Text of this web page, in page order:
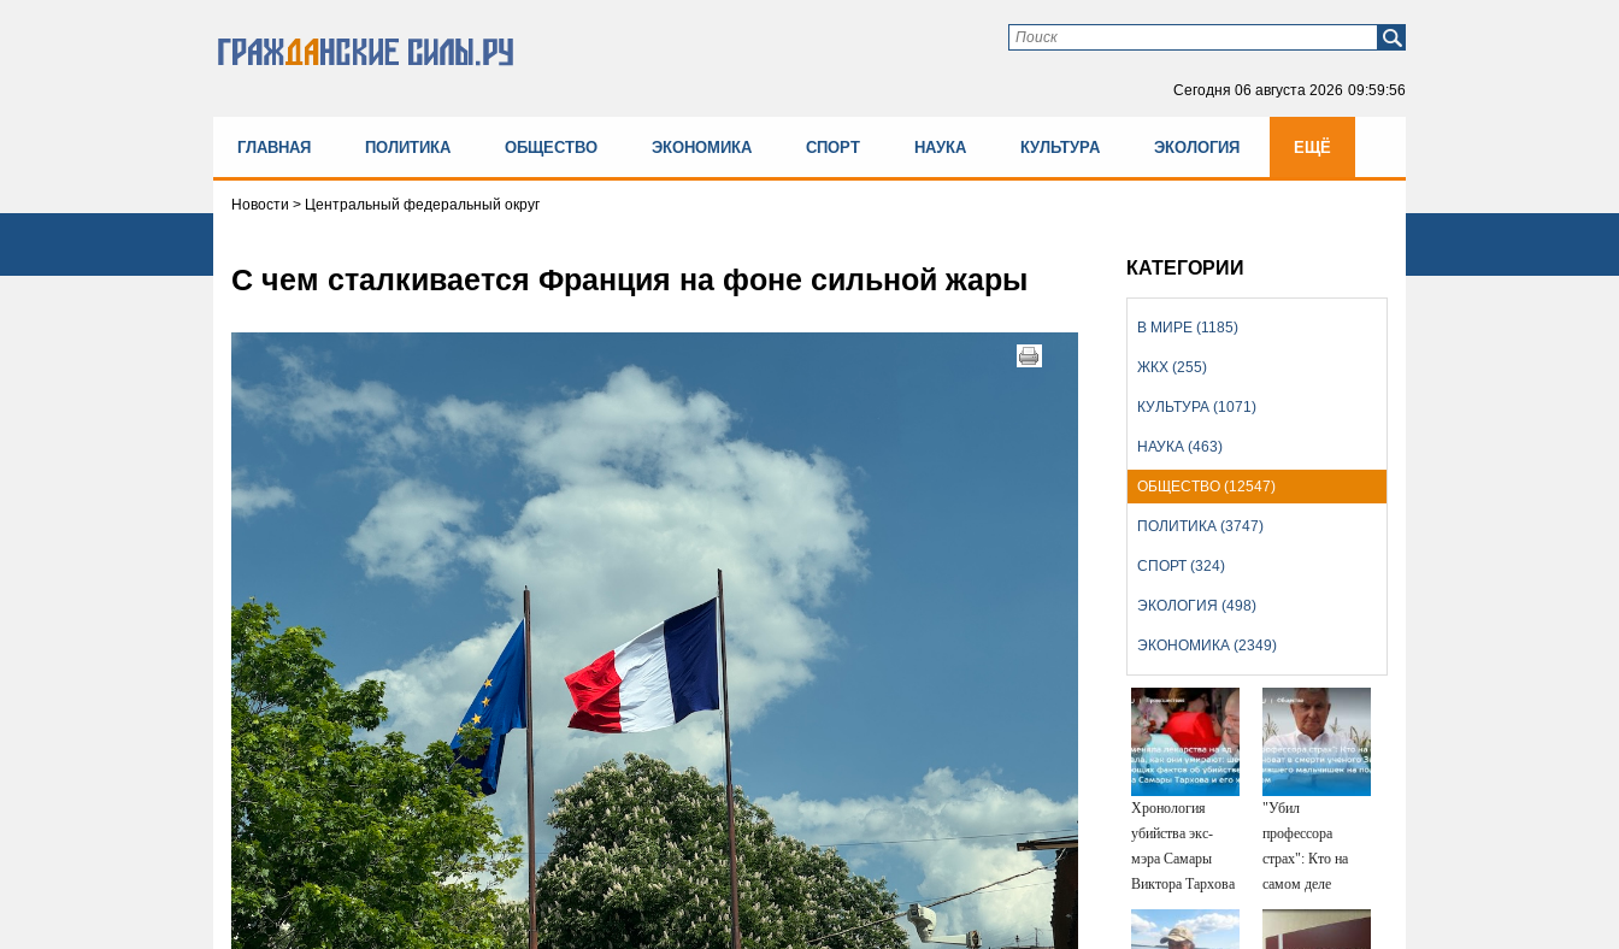
Сегодня 06 августа 2026 09:59:56
ГЛАВНАЯ ПОЛИТИКА ОБЩЕСТВО ЭКОНОМИКА СПОРТ НАУКА КУЛЬТУРА ЭКОЛОГИЯ ЕЩЁ
Новости > Центральный федеральный округ
С чем сталкивается Франция на фоне сильной жары КАТЕГОРИИ
В МИРЕ (1185)
ЖКХ (255)
КУЛЬТУРА (1071)
НАУКА (463)
ОБЩЕСТВО (12547)
ПОЛИТИКА (3747)
СПОРТ (324)
ЭКОЛОГИЯ (498)
ЭКОНОМИКА (2349)
Хронология
убийства экс-
мэра Самары
Виктора Тархова
и его жены: шесть
шокирующих
"Убил
профессора
страх": Кто на
самом деле
виноват в смерти
ученого Зезина,